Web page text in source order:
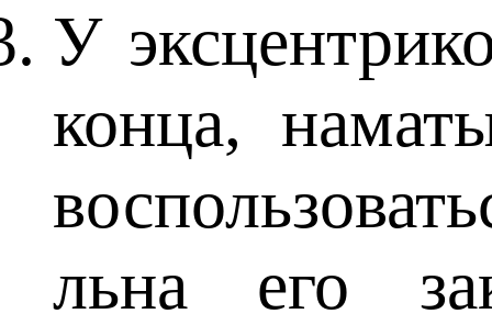
У
конца,
льна его